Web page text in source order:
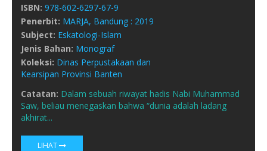
ISBN: 978-602-6297-67-9
Penerbit: MARJA, Bandung : 2019
Subject: Eskatologi-Islam
Jenis Bahan: Monograf
Koleksi: Dinas Perpustakaan dan
Kearsipan Provinsi Banten
Catatan: Dalam sebuah riwayat hadis Nabi Muhammad
Saw, beliau menegaskan bahwa “dunia adalah ladang
akhirat...
LIHAT